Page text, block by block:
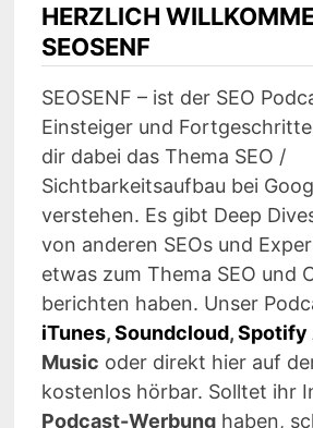
HERZLICH
SEOSENF
SEOSENF – ist der SEO
Einsteiger und
dir dabei das Thema SEO /
Sichtbarkeitsaufbau bei
verstehen. Es gibt Deep
von anderen SEOs und
etwas zum Thema SEO und
berichten haben. Unser
iTunes,Soundcloud,Spotify
Music oder direkt hier auf
kostenlos hörbar. Solltet ihr
Podcast-Werbunghaben,